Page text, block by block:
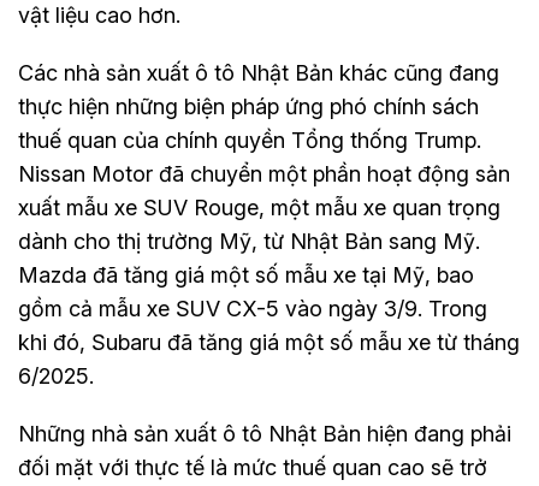
vật liệu cao hơn.
Các nhà sản xuất ô tô Nhật Bản khác cũng đang
thực hiện những biện pháp ứng phó chính sách
thuế quan của chính quyền Tổng thống Trump.
Nissan Motor đã chuyển một phần hoạt động sản
xuất mẫu xe SUV Rouge, một mẫu xe quan trọng
dành cho thị trường Mỹ, từ Nhật Bản sang Mỹ.
Mazda đã tăng giá một số mẫu xe tại Mỹ, bao
gồm cả mẫu xe SUV CX-5 vào ngày 3/9. Trong
khi đó, Subaru đã tăng giá một số mẫu xe từ tháng
6/2025.
Những nhà sản xuất ô tô Nhật Bản hiện đang phải
đối mặt với thực tế là mức thuế quan cao sẽ trở